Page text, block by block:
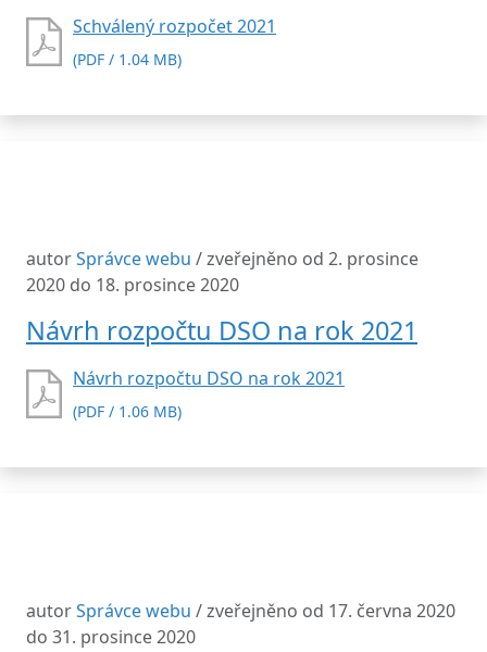
Schválený rozpočet 2021
(PDF / 1.04 MB)
autorSprávce webu / zveřejněno od 2. prosince
2020 do 18. prosince 2020
Návrh rozpočtu DSO na rok 2021
Návrh rozpočtu DSO na rok 2021
(PDF / 1.06 MB)
autorSprávce webu / zveřejněno od 17. června 2020
do 31. prosince 2020